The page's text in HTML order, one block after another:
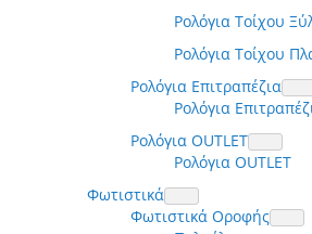
Ρολόγια Τοίχου
Ρολόγια Τοίχου
Ρολόγια Επιτραπέζια
Ρολόγια
Ρολόγια OUTLET
Ρολόγια OUTLET
Φωτιστικά
Φωτιστικά Οροφής